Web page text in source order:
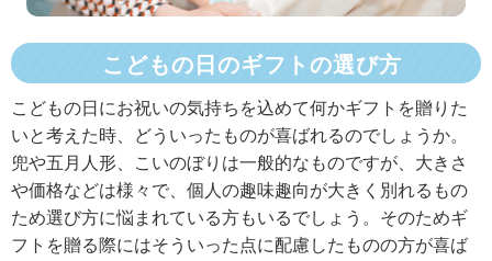
こどもの日のギフトの選び方
こどもの日にお祝いの気持ちを込めて何かギフトを贈りた
いと考えた時、どういったものが喜ばれるのでしょうか。
兜や五月人形、こいのぼりは一般的なものですが、大きさ
や価格などは様々で、個人の趣味趣向が大きく別れるもの
ため選び方に悩まれている方もいるでしょう。そのためギ
フトを贈る際にはそういった点に配慮したものの方が喜ば